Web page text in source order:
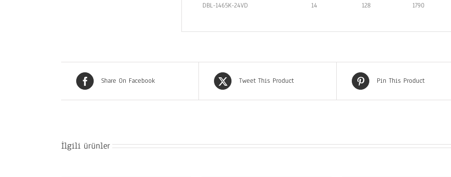
DBL-1465K-24VD
14 128 1790
Share On Facebook Tweet This Product Pin This Product
İlgili ürünler